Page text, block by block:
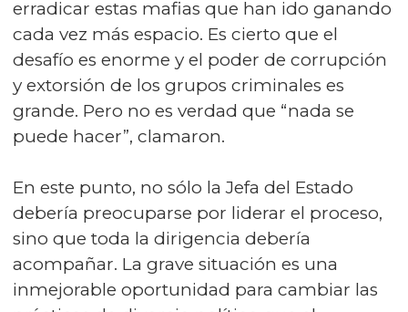
erradicar estas mafias que han ido ganando
cada vez más espacio. Es cierto que el
desafío es enorme y el poder de corrupción
y extorsión de los grupos criminales es
grande. Pero no es verdad que “nada se
puede hacer”, clamaron.
En este punto, no sólo la Jefa del Estado
debería preocuparse por liderar el proceso,
sino que toda la dirigencia debería
acompañar. La grave situación es una
inmejorable oportunidad para cambiar las